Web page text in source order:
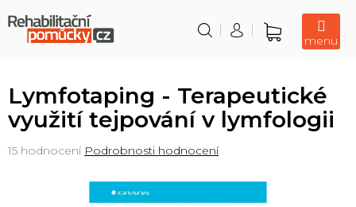
na
obsah
Nákupní
Lymfotaping - Terapeutické
využití tejpování v lymfologii
Průměrné
15 hodnocení Podrobnosti hodnocení